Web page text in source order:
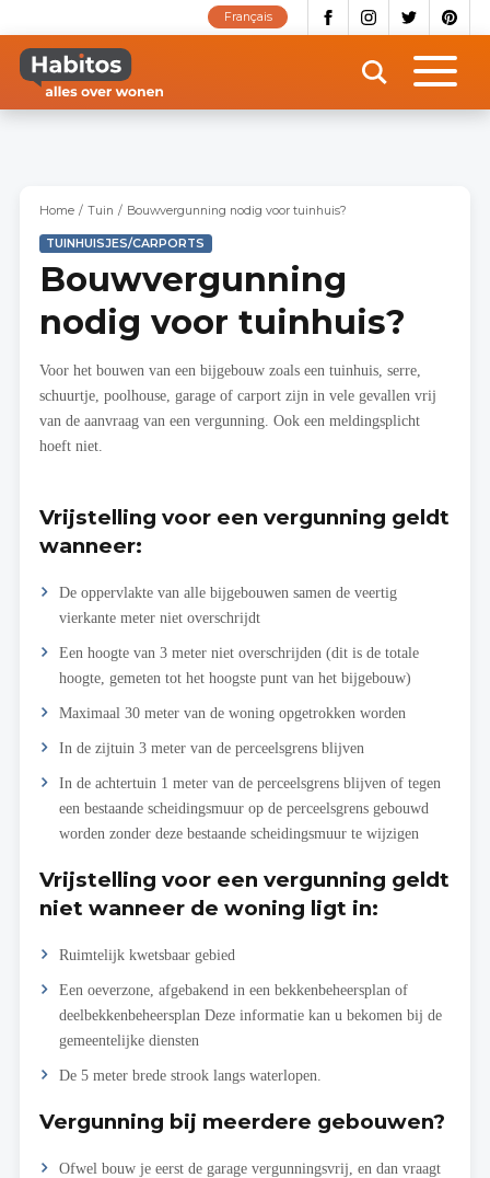
naar
inhoud
gaan
Français
Home Tuin Bouwvergunning nodig voor tuinhuis?
TUINHUISJES/CARPORTS
Bouwvergunning
nodig voor tuinhuis?
Voor het bouwen van een bijgebouw zoals een tuinhuis, serre,
schuurtje, poolhouse, garage of carport zijn in vele gevallen vrij
van de aanvraag van een vergunning. Ook een meldingsplicht
hoeft niet.
Vrijstelling voor een vergunning geldt
wanneer:
De oppervlakte van alle bijgebouwen samen de veertig
vierkante meter niet overschrijdt
Een hoogte van 3 meter niet overschrijden (dit is de totale
hoogte, gemeten tot het hoogste punt van het bijgebouw)
Maximaal 30 meter van de woning opgetrokken worden
In de zijtuin 3 meter van de perceelsgrens blijven
In de achtertuin 1 meter van de perceelsgrens blijven of tegen
een bestaande scheidingsmuur op de perceelsgrens gebouwd
worden zonder deze bestaande scheidingsmuur te wijzigen
Vrijstelling voor een vergunning geldt
niet wanneer de woning ligt in:
Ruimtelijk kwetsbaar gebied
Een oeverzone, afgebakend in een bekkenbeheersplan of
deelbekkenbeheersplan Deze informatie kan u bekomen bij de
gemeentelijke diensten
De 5 meter brede strook langs waterlopen.
Vergunning bij meerdere gebouwen?
Ofwel bouw je eerst de garage vergunningsvrij, en dan vraagt